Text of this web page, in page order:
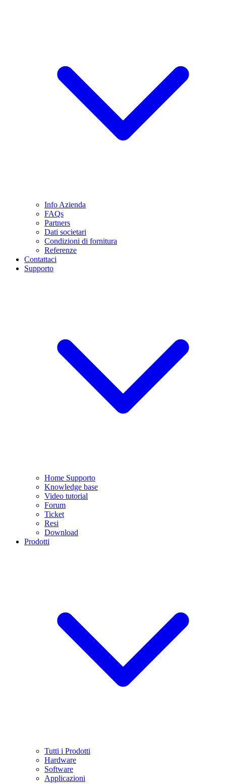
Info Azienda
FAQs
Partners
Dati societari
Condizioni di fornitura
Referenze
Contattaci
Supporto
Home Supporto
Knowledge base
Video tutorial
Forum
Ticket
Resi
Download
Prodotti
Tutti i Prodotti
Hardware
Software
Applicazioni